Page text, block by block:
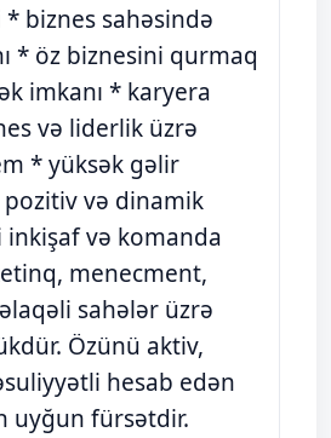
biznes sahəsində
* öz biznesini qurmaq
imkanı * karyera
və liderlik üzrə
* yüksək gəlir
və dinamik
və komanda
menecment,
sahələr üzrə
Özünü aktiv,
hesab edən
uyğun fürsətdir.